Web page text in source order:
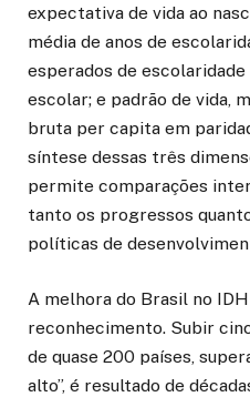
expectativa de vida ao
média de anos de
esperados de
escolar; e padrão de vida,
bruta per capita em
síntese dessas três
permite comparações
tanto os progressos
políticas de
A melhora do Brasil no
reconhecimento. Subir
de quase 200 países,
alto”, é resultado de